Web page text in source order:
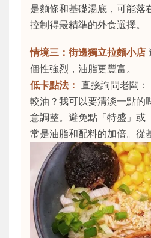
是麵條和基礎湯底，可能落
控制得最精準的外食選擇。
情境三：街邊獨立拉麵小店
個性強烈，油脂更豐富。
低卡點法： 直接詢問老闆
較油？我可以要清淡一點的
意調整。避免點「特盛」或
常是油脂和配料的加倍。從